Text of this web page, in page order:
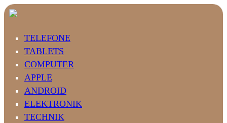
TELEFONE
TABLETS
COMPUTER
APPLE
ANDROID
ELEKTRONIK
TECHNIK